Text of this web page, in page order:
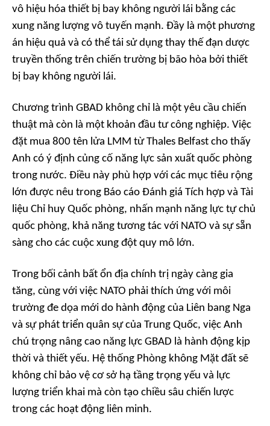
vô hiệu hóa thiết bị bay không người lái bằng các
xung năng lượng vô tuyến mạnh. Đầy là một phương
án hiệu quả và có thể tái sử dụng thay thế đạn dược
truyền thống trên chiến trường bị bão hòa bởi thiết
bị bay không người lái.
Chương trình GBAD không chỉ là một yêu cầu chiến
thuật mà còn là một khoản đầu tư công nghiệp. Việc
đặt mua 800 tên lửa LMM từ Thales Belfast cho thấy
Anh có ý định củng cố năng lực sản xuất quốc phòng
trong nước. Điều này phù hợp với các mục tiêu rộng
lớn được nêu trong Báo cáo Đánh giá Tích hợp và Tài
liệu Chỉ huy Quốc phòng, nhấn mạnh năng lực tự chủ
quốc phòng, khả năng tương tác với NATO và sự sẵn
sàng cho các cuộc xung đột quy mô lớn.
Trong bối cảnh bất ổn địa chính trị ngày càng gia
tăng, cùng với việc NATO phải thích ứng với môi
trường đe dọa mới do hành động của Liên bang Nga
và sự phát triển quân sự của Trung Quốc, việc Anh
chú trọng nâng cao năng lực GBAD là hành động kịp
thời và thiết yếu. Hệ thống Phòng không Mặt đất sẽ
không chỉ bảo vệ cơ sở hạ tầng trọng yếu và lực
lượng triển khai mà còn tạo chiều sâu chiến lược
trong các hoạt động liên minh.